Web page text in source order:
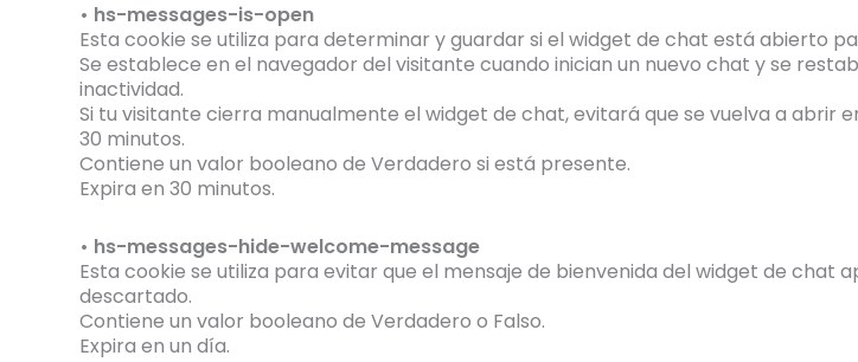
• hs-messages-is-open
Esta cookie se utiliza para determinar y guardar si el widget de chat está abierto
Se establece en el navegador del visitante cuando inician un nuevo chat y se
inactividad.
Si tu visitante cierra manualmente el widget de chat, evitará que se vuelva a abrir
30 minutos.
Contiene un valor booleano de Verdadero si está presente.
Expira en 30 minutos.
• hs-messages-hide-welcome-message
Esta cookie se utiliza para evitar que el mensaje de bienvenida del widget de chat
descartado.
Contiene un valor booleano de Verdadero o Falso.
Expira en un día.